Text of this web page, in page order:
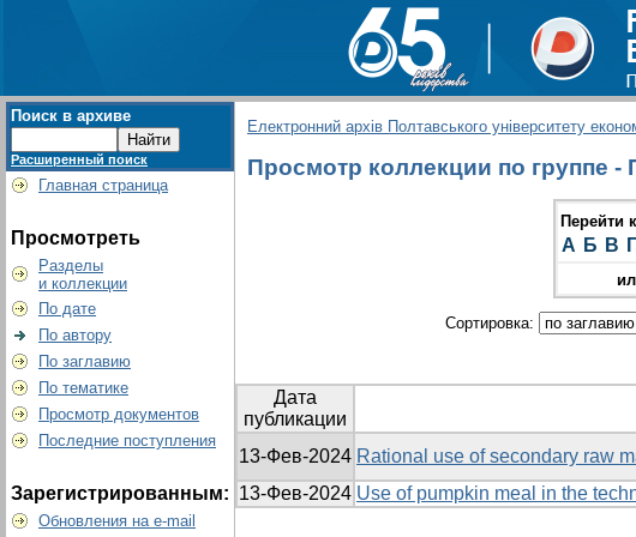
Поиск в архиве
Расширенный поиск
Главная страница
Просмотреть
Разделы
и коллекции
По дате
По автору
По заглавию
По тематике
Просмотр документов
Последние поступления
Зарегистрированным:
Обновления на e-mail
Електронний архів Полтавського університету
Просмотр коллекции по группе -
Перейти
А Б В Г
Сортировка:
Дата
публикации
13-Фев-2024 Rational use of secondary raw
13-Фев-2024 Use of pumpkin meal in the